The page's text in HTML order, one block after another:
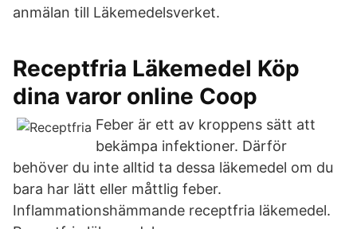
anmälan till Läkemedelsverket.
Receptfria Läkemedel Köp
dina varor online Coop
Feber är ett av kroppens sätt att
bekämpa infektioner. Därför
behöver du inte alltid ta dessa läkemedel om du
bara har lätt eller måttlig feber.
Inflammationshämmande receptfria läkemedel.